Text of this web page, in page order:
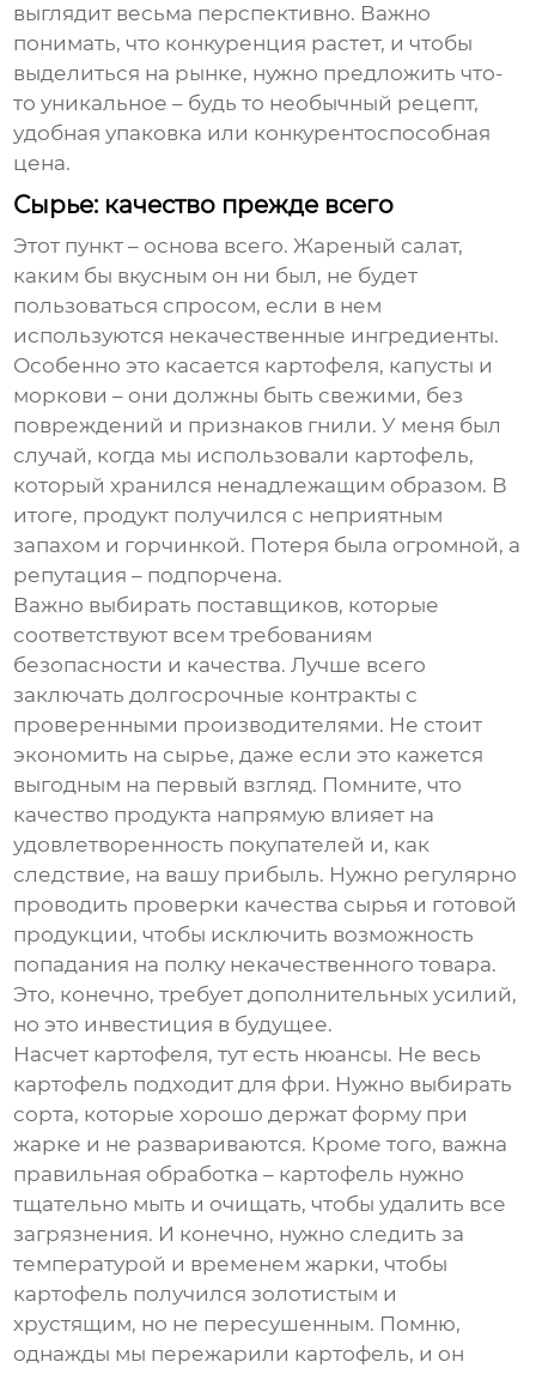
выглядит весьма перспективно. Важно
понимать, что конкуренция растет, и чтобы
выделиться на рынке, нужно предложить что-
то уникальное – будь то необычный рецепт,
удобная упаковка или конкурентоспособная
цена.
Сырье: качество прежде всего
Этот пункт – основа всего.Жареный салат,
каким бы вкусным он ни был, не будет
пользоваться спросом, если в нем
используются некачественные ингредиенты.
Особенно это касается картофеля, капусты и
моркови – они должны быть свежими, без
повреждений и признаков гнили. У меня был
случай, когда мы использовали картофель,
который хранился ненадлежащим образом. В
итоге, продукт получился с неприятным
запахом и горчинкой. Потеря была огромной, а
репутация – подпорчена.
Важно выбирать поставщиков, которые
соответствуют всем требованиям
безопасности и качества. Лучше всего
заключать долгосрочные контракты с
проверенными производителями. Не стоит
экономить на сырье, даже если это кажется
выгодным на первый взгляд. Помните, что
качество продукта напрямую влияет на
удовлетворенность покупателей и, как
следствие, на вашу прибыль. Нужно регулярно
проводить проверки качества сырья и готовой
продукции, чтобы исключить возможность
попадания на полку некачественного товара.
Это, конечно, требует дополнительных усилий,
но это инвестиция в будущее.
Насчет картофеля, тут есть нюансы. Не весь
картофель подходит для фри. Нужно выбирать
сорта, которые хорошо держат форму при
жарке и не развариваются. Кроме того, важна
правильная обработка – картофель нужно
тщательно мыть и очищать, чтобы удалить все
загрязнения. И конечно, нужно следить за
температурой и временем жарки, чтобы
картофель получился золотистым и
хрустящим, но не пересушенным. Помню,
однажды мы пережарили картофель, и он